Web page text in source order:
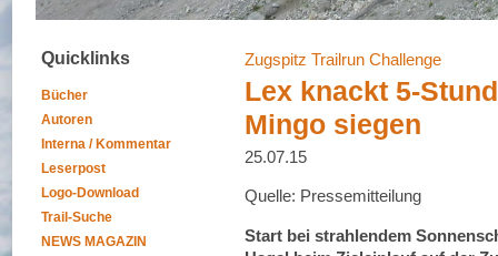
Quicklinks
Bücher
Autoren
Interna / Kommentar
Leserpost
Logo-Download
Trail-Suche
NEWS MAGAZIN
Zugspitz Trailrun Challenge
Lex knackt 5-
Mingo siegen
25.07.15
Quelle: Pressemitteilung
Start bei strahlendem